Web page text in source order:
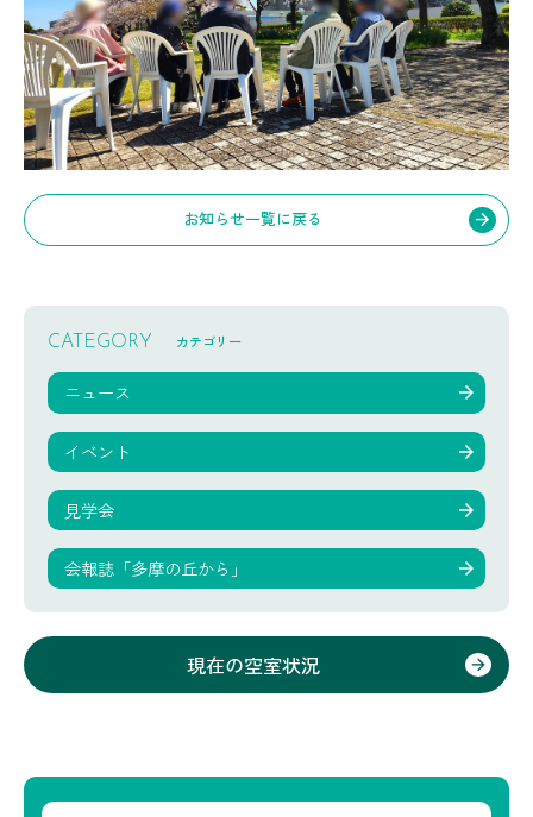
お知らせ一覧に戻る
CATEGORY カテゴリー
ニュース
イベント
見学会
会報誌「多摩の丘から」
現在の空室状況